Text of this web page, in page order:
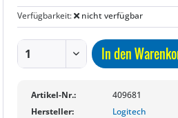
Verfügbarkeit:
nicht verfügbar
In den
Artikel-Nr.:
409681
Hersteller:
Logitech